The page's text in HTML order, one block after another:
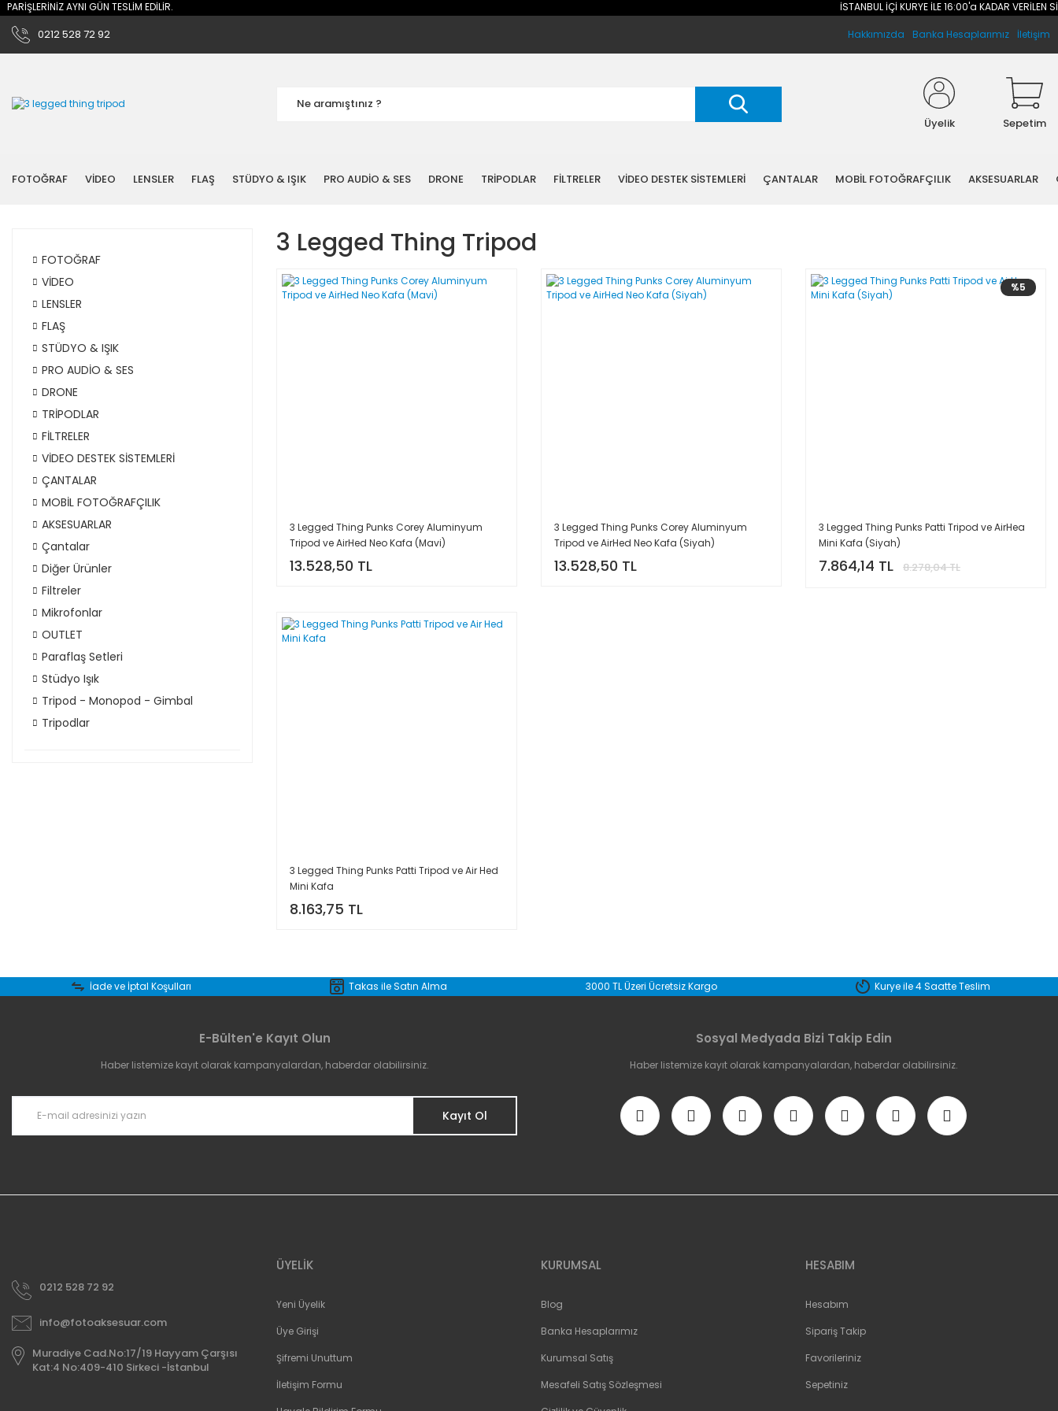
AYNI GÜN TESLİM EDİLİR. İSTANBUL İÇİ KURYE İLE 16:00'a KADAR VERİLEN
0212 528 72 92 Hakkımızda Banka Hesaplarımız İletişim
Üyelik Sepetim
FOTOĞRAF VİDEO LENSLER FLAŞ STÜDYO & IŞIK PRO AUDİO & SES DRONE TRİPODLAR FİLTRELER VİDEO DESTEK SİSTEMLERİ ÇANTALAR MOBİL FOTOĞRAFÇILIK AKSESUARLAR
FOTOĞRAF
VİDEO
LENSLER
FLAŞ
STÜDYO & IŞIK
PRO AUDİO & SES
DRONE
TRİPODLAR
FİLTRELER
VİDEO DESTEK SİSTEMLERİ
ÇANTALAR
MOBİL FOTOĞRAFÇILIK
AKSESUARLAR
Çantalar
Diğer Ürünler
Filtreler
Mikrofonlar
OUTLET
Paraflaş Setleri
Stüdyo Işık
Tripod - Monopod - Gimbal
Tripodlar
3 Legged Thing Tripod
3 Legged Thing Punks Corey Aluminyum
Tripod ve AirHed Neo Kafa (Mavi)
13.528,50 TL
3 Legged Thing Punks Corey Aluminyum
Tripod ve AirHed Neo Kafa (Siyah)
13.528,50 TL
%5
3 Legged Thing Punks Patti Tripod ve AirHea
Mini Kafa (Siyah)
7.864,14 TL 8.278,04 TL
3 Legged Thing Punks Patti Tripod ve Air Hed
Mini Kafa
8.163,75 TL
İade ve İptal Koşulları Takas ile Satın Alma 3000 TL Üzeri Ücretsiz Kargo Kurye ile 4 Saatte Teslim
E-Bülten'e Kayıt Olun
Haber listemize kayıt olarak kampanyalardan, haberdar olabilirsiniz.
Kayıt Ol
Sosyal Medyada Bizi Takip Edin
Haber listemize kayıt olarak kampanyalardan, haberdar olabilirsiniz.
0212 528 72 92
info@fotoaksesuar.com
Muradiye Cad.No:17/19 Hayyam Çarşısı
Kat:4 No:409-410 Sirkeci -İstanbul
ÜYELİK
Yeni Üyelik
Üye Girişi
Şifremi Unuttum
İletişim Formu
KURUMSAL
Blog
Banka Hesaplarımız
Kurumsal Satış
Mesafeli Satış Sözleşmesi
HESABIM
Hesabım
Sipariş Takip
Favorileriniz
Sepetiniz